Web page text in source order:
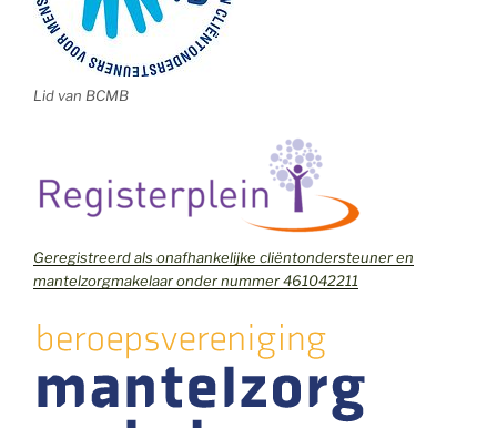
Lid van BCMB
Geregistreerd als onafhankelijke cliëntondersteuner en
mantelzorgmakelaar onder nummer 461042211